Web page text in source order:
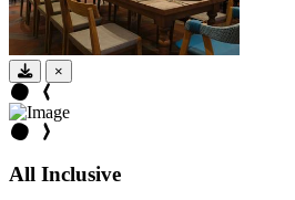
×
All Inclusive